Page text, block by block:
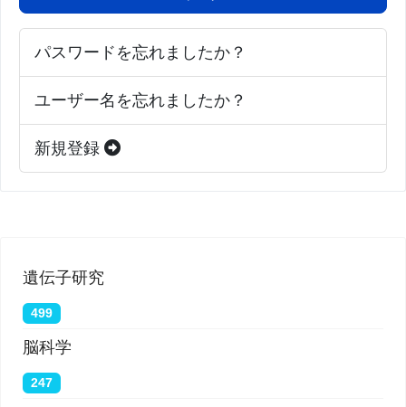
パスワードを忘れましたか？
ユーザー名を忘れましたか？
新規登録
遺伝子研究
499
脳科学
247